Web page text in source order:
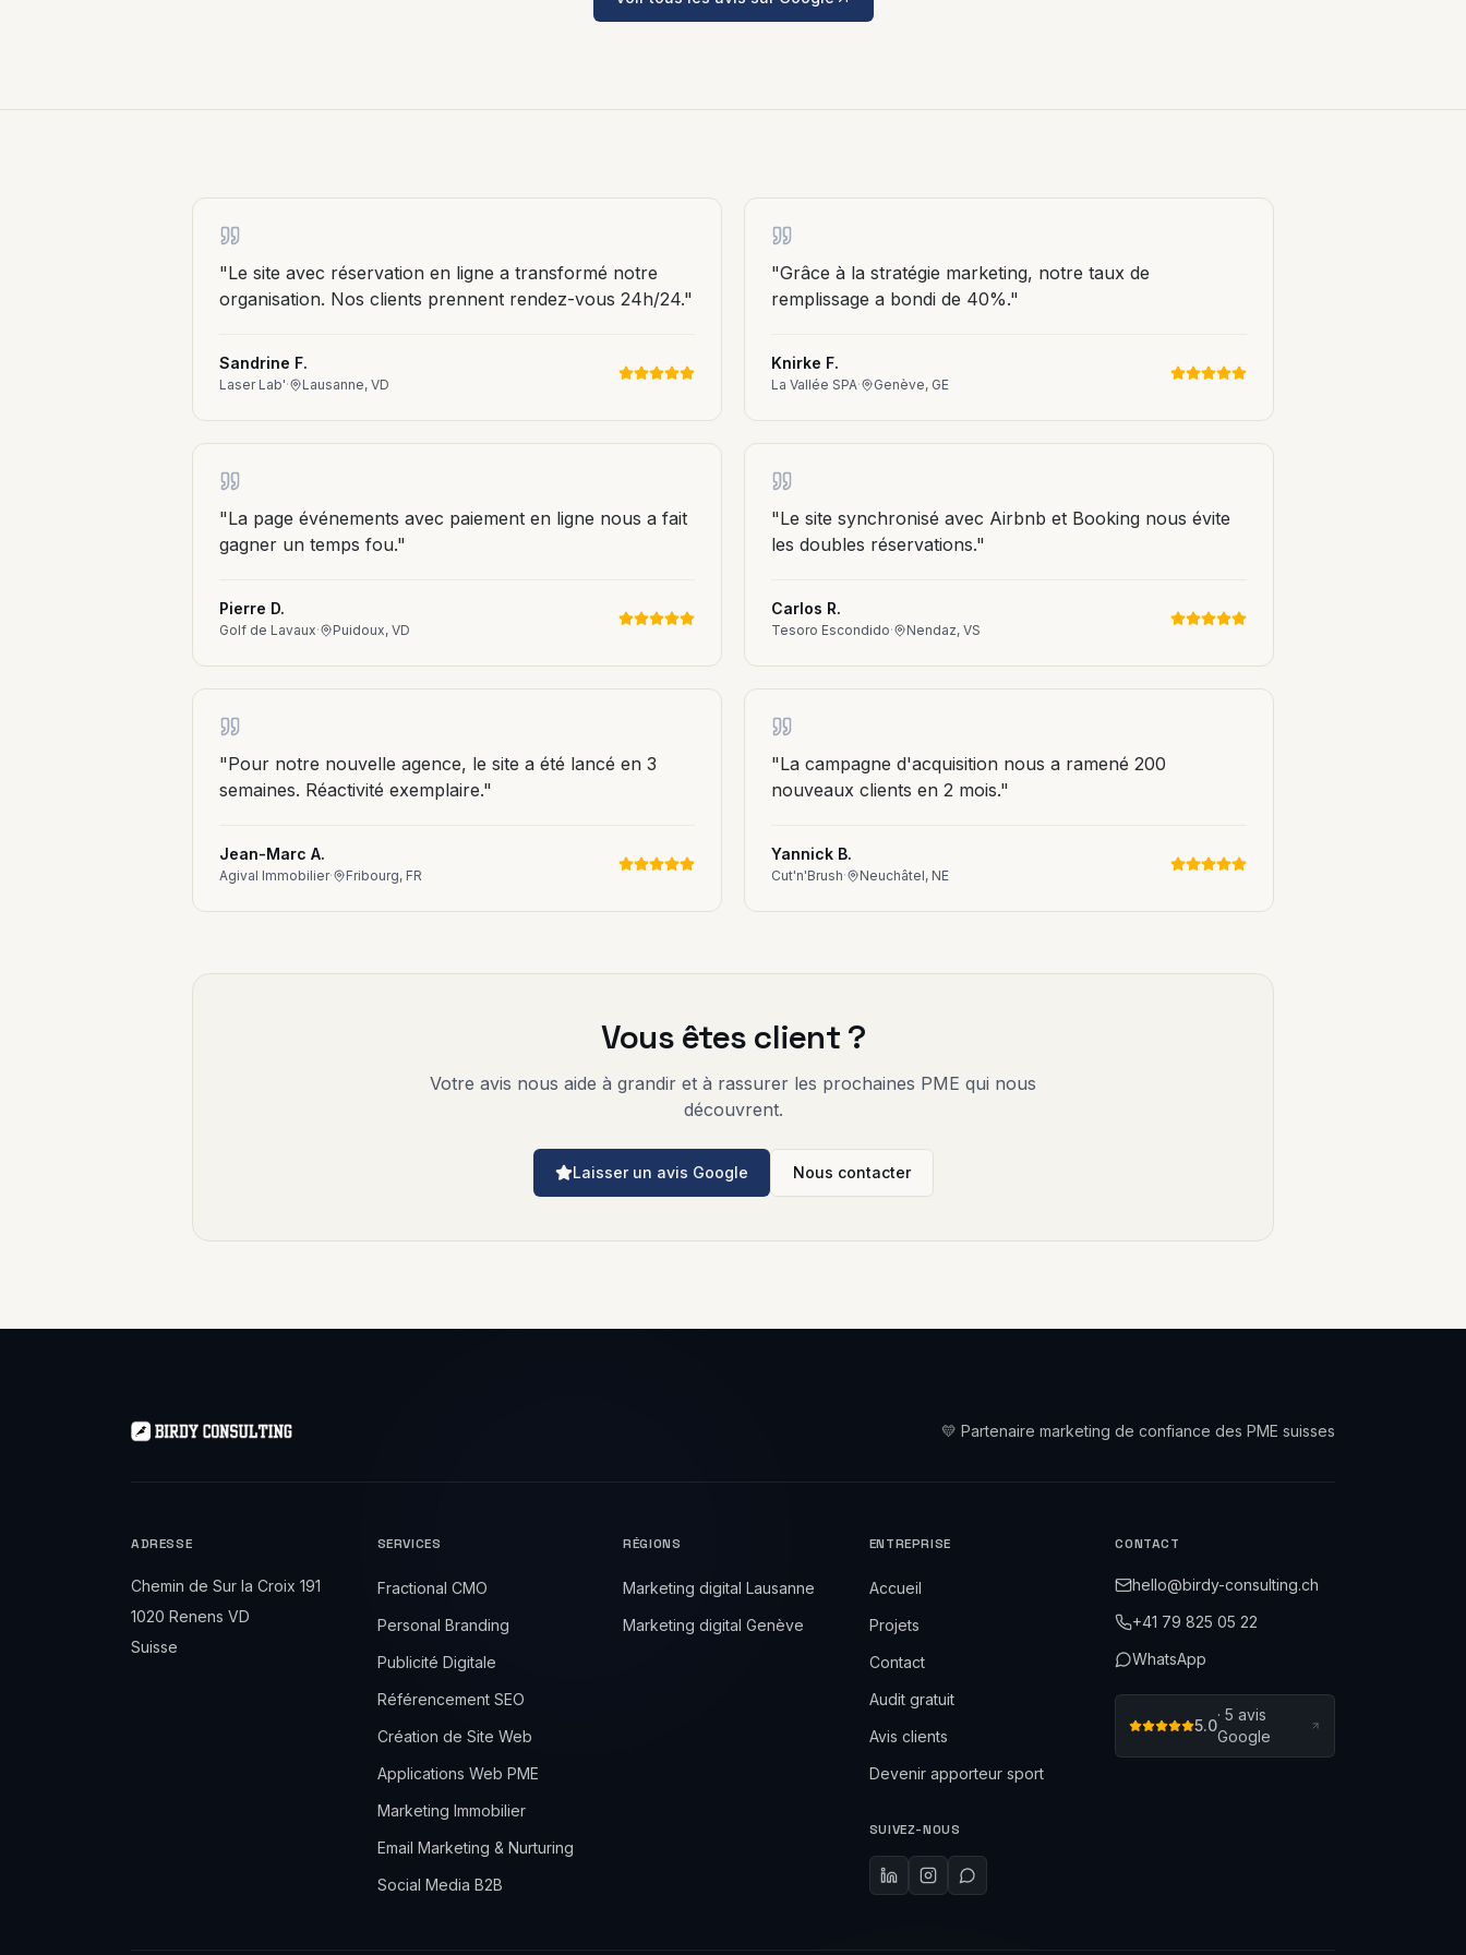
LinkedIn, Instagram,
"Le site avec réservation en ligne a transformé notre
organisation. Nos clients prennent rendez-vous 24h/24."
Sandrine F.
Laser Lab'· Lausanne, VD
"Grâce à la stratégie marketing, notre taux de
remplissage a bondi de 40%."
Knirke F.
La Vallée SPA· Genève, GE
"La page événements avec paiement en ligne nous a fait
gagner un temps fou."
Pierre D.
Golf de Lavaux· Puidoux, VD
"Le site synchronisé avec Airbnb et Booking nous évite
les doubles réservations."
Carlos R.
Tesoro Escondido· Nendaz, VS
"Pour notre nouvelle agence, le site a été lancé en 3
semaines. Réactivité exemplaire."
Jean-Marc A.
Agival Immobilier· Fribourg, FR
"La campagne d'acquisition nous a ramené 200
nouveaux clients en 2 mois."
Yannick B.
Cut'n'Brush· Neuchâtel, NE
Vous êtes client ?
Votre avis nous aide à grandir et à rassurer les prochaines PME qui nous
découvrent.
Laisser un avis Google Nous contacter
💛 Partenaire marketing de confiance des PME suisses
ADRESSE
Chemin de Sur la Croix 191
1020 Renens VD
Suisse
SERVICES
Fractional CMO
Personal Branding
Publicité Digitale
Référencement SEO
Création de Site Web
Applications Web PME
Marketing Immobilier
Email Marketing & Nurturing
Social Media B2B
RÉGIONS
Marketing digital Lausanne
Marketing digital Genève
ENTREPRISE
Accueil
Projets
Contact
Audit gratuit
Avis clients
Devenir apporteur sport
SUIVEZ-NOUS
CONTACT
hello@birdy-consulting.ch
+41 79 825 05 22
WhatsApp
5.0
·5 avis
Google